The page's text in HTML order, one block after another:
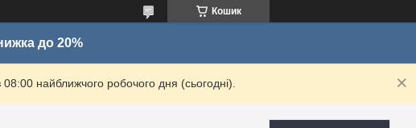
Кошик
до 20%
найближчого робочого дня (сьогодні).